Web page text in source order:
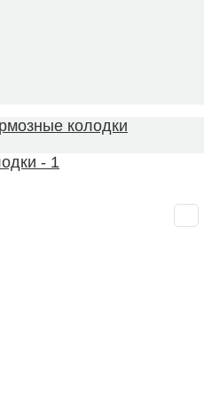
колодки